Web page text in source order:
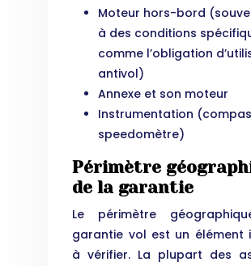
Moteur hors-bord
à des conditions
comme l’obligation
antivol)
Annexe et son moteur
Instrumentation
speedomètre)
Périmètre
de la garantie
Le périmètre
garantie vol est un élément
à vérifier. La plupart des